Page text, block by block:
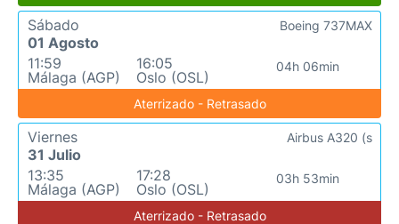
Sábado
01 Agosto
11:59
Málaga (AGP)
16:05
Oslo (OSL)
04h 06min
Boeing 737MAX
Aterrizado - Retrasado
Viernes
31 Julio
13:35
Málaga (AGP)
17:28
Oslo (OSL)
03h 53min
Airbus A320 (s
Aterrizado - Retrasado